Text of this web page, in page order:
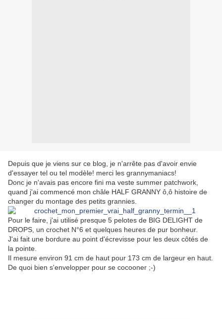
Depuis que je viens sur ce blog, je n'arrête pas d'avoir envie
d'essayer tel ou tel modèle! merci les grannymaniacs!
Donc je n'avais pas encore fini ma veste summer patchwork,
quand j'ai commencé mon châle HALF GRANNY ô,ô histoire de
changer du montage des petits grannies.
Pour le faire, j'ai utilisé presque 5 pelotes de BIG DELIGHT de
DROPS, un crochet N°6 et quelques heures de pur bonheur.
J'ai fait une bordure au point d'écrevisse pour les deux côtés de
la pointe.
Il mesure environ 91 cm de haut pour 173 cm de largeur en haut.
De quoi bien s'envelopper pour se cocooner ;-)